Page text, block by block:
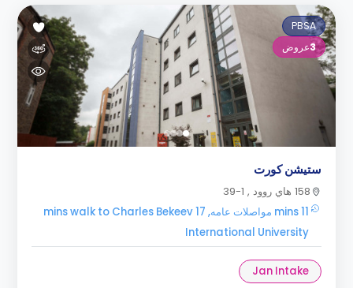
PBSA
3عروض
ستيشن كورت
158 هاي روود , 1-39
11 mins مواصلات عامه, 17 mins walk to Charles Bekeev
International University
Jan Intake